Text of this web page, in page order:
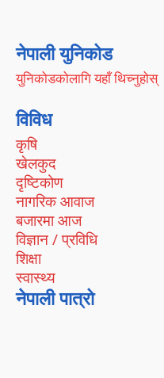
नेपाली युनिकोड
युनिकोडकोलागि यहाँ थिच्नुहोस्
विविध
कृषि
खेलकुद
दृष्टिकोण
नागरिक आवाज
बजारमा आज
विज्ञान / प्रविधि
शिक्षा
स्वास्थ्य
नेपाली पात्रो